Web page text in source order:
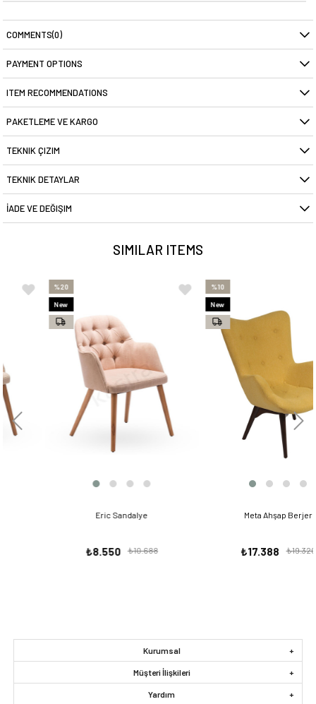
COMMENTS(0)
PAYMENT OPTIONS
ITEM RECOMMENDATIONS
PAKETLEME VE KARGO
TEKNIK ÇIZIM
TEKNIK DETAYLAR
İADE VE DEĞIŞIM
SIMILAR ITEMS
Eric Sandalye
₺10.688
%20
Meta Ahşap Berjer
₺17.388 ₺19.320
%10
Kurumsal
Müşteri İlişkileri
Yardım